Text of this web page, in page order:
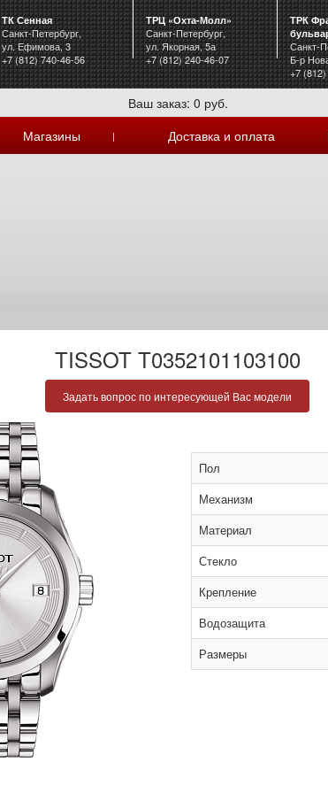
ТК Сенная
Санкт-Петербург,
ул. Ефимова, 3
+7 (812) 740-46-56
ТРЦ «Охта-Молл»
Санкт-Петербург,
ул. Якорная, 5а
+7 (812) 240-46-07
ТРК
Санкт-
Б-р
+7
Ваш заказ: 0 руб.
Магазины | Доставка и оплата
TISSOT T0352101103100
Задать вопрос по интересующей Вас модели
Пол
Механизм
Материал
Стекло
Крепление
Водозащита
Размеры